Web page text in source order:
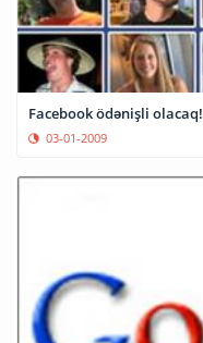
Facebook ödənişli olacaq!
03-01-2009